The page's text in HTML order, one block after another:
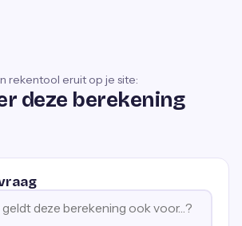
rekentool eruit op je site:
deze berekening